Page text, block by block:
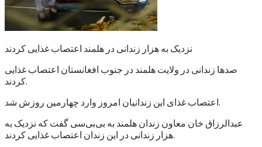
نزدیک به هزار زندانی در هلمند اعتصاب غذایی کردند
صدها زندانی در ولایت هلمند در جنوب افغانستان اعتصاب غذایی
کردند.
اعتصاب غذای این زندانیان امروز وارد چهارمین روزش شد.
عبدالرزاق خان معاون زندان هلمند به بی‌بی‌سی گفت که نزدیک به
هزار زندانی در این زندان اعتصاب غذایی کردند.